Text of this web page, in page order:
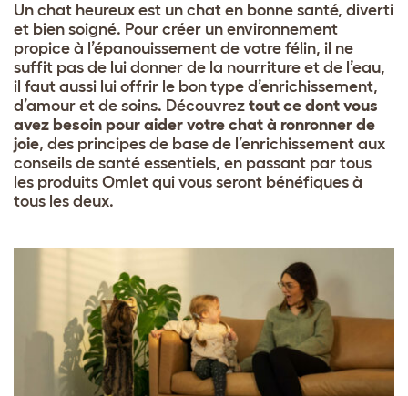
Un chat heureux est un chat en bonne santé, diverti
et bien soigné. Pour créer un environnement
propice à l’épanouissement de votre félin, il ne
suffit pas de lui donner de la nourriture et de l’eau,
il faut aussi lui offrir le bon type d’enrichissement,
d’amour et de soins. Découvrez tout ce dont vous
avez besoin pour aider votre chat à ronronner de
joie, des principes de base de l’enrichissement aux
conseils de santé essentiels, en passant par tous
les produits Omlet qui vous seront bénéfiques à
tous les deux.